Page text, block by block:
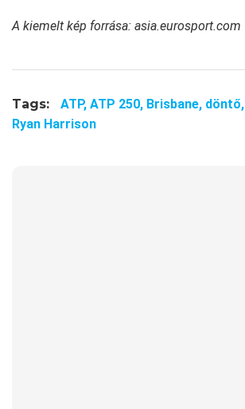
A kiemelt kép forrása: asia.eurosport.com
Tags: ATP, ATP 250, Brisbane, döntő,
Ryan Harrison